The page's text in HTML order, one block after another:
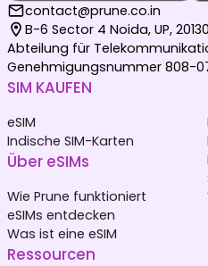
contact@prune.co.in
B-6 Sector 4 Noida, UP,
Abteilung für
Genehmigungsnummer 808-
SIM KAUFEN
eSIM
Indische SIM-Karten
Über eSIMs
Wie Prune funktioniert
eSIMs entdecken
Was ist eine eSIM
Ressourcen